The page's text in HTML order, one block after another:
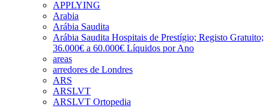
APPLYING
Arabia
Arábia Saudita
Arábia Saudita Hospitais de Prestígio; Registo Gratuito;
36.000€ a 60.000€ Líquidos por Ano
areas
arredores de Londres
ARS
ARSLVT
ARSLVT Ortopedia